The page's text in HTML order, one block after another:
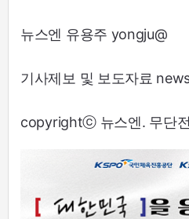
뉴스엔 유용주 yongju@
기사제보 및 보도자료
copyrightⓒ 뉴스엔. 무단